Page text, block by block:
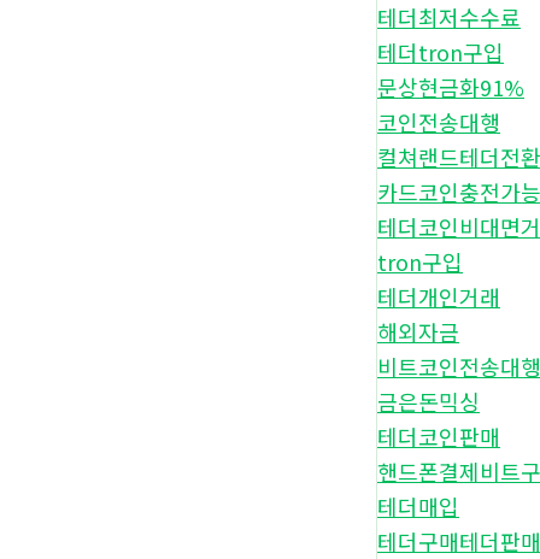
테더최저수수료
테더tron구입
문상현금화91%
코인전송대행
컬쳐랜드테더전환
카드코인충전가능
테더코인비대면
tron구입
테더개인거래
해외자금
비트코인전송대행
금은돈믹싱
테더코인판매
핸드폰결제비트
테더매입
테더구매테더판매